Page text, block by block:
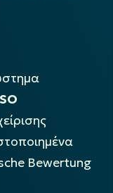
Bewertung